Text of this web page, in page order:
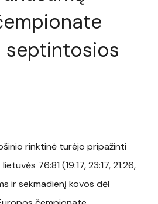
septintosios
rinktinė turėjo pripažinti
76:81 (19:17, 23:17, 21:26,
ir sekmadienį kovos dėl